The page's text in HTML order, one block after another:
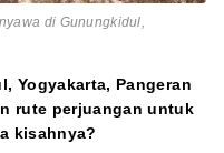
di Gunungkidul,
Yogyakarta, Pangeran
rute perjuangan untuk
kisahnya?